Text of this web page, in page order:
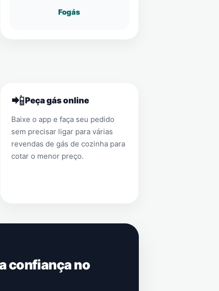
Fogás
📲Peça gás online
Baixe o app e faça seu pedido
sem precisar ligar para várias
revendas de gás de cozinha para
cotar o menor preço.
confiança no